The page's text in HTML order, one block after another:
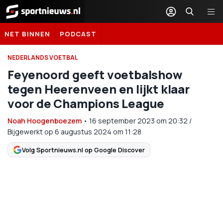
Sportnieuws.nl
NET BINNEN PODCAST
NEDERLANDS VOETBAL
Feyenoord geeft voetbalshow
tegen Heerenveen en lijkt klaar
voor de Champions League
Noah Hoogenboezem • 16 september 2023 om 20:32 /
Bijgewerkt op 6 augustus 2024 om 11:28
Volg Sportnieuws.nl op Google Discover